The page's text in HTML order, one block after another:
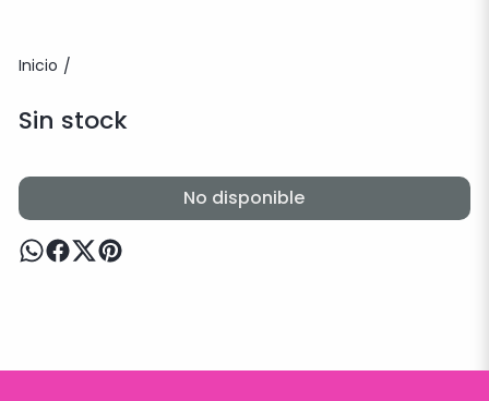
Inicio /
Sin stock
No disponible